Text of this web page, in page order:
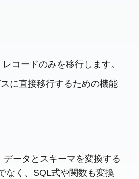
コードのみを移行します。
に直接移行するための機能
ータとスキーマを変換する
なく、SQL式や関数も変換